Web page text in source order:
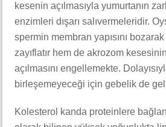
kesenin açılmasıyla yumurtanın
enzimleri dışarı salıvermeleridir.
spermin membran yapısını
zayıflatır hem de akrozom
açılmasını engellemekte.
birleşemeyeceği için gebelik de
Kolesterol kanda proteinlere